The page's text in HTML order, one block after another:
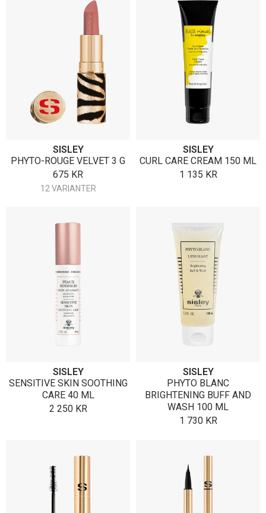
SISLEY
PHYTO-ROUGE VELVET 3 G
675 KR
12 VARIANTER
SISLEY
CURL CARE CREAM 150 ML
1 135 KR
SISLEY
SENSITIVE SKIN SOOTHING
CARE 40 ML
2 250 KR
SISLEY
PHYTO BLANC
BRIGHTENING BUFF AND
WASH 100 ML
1 730 KR